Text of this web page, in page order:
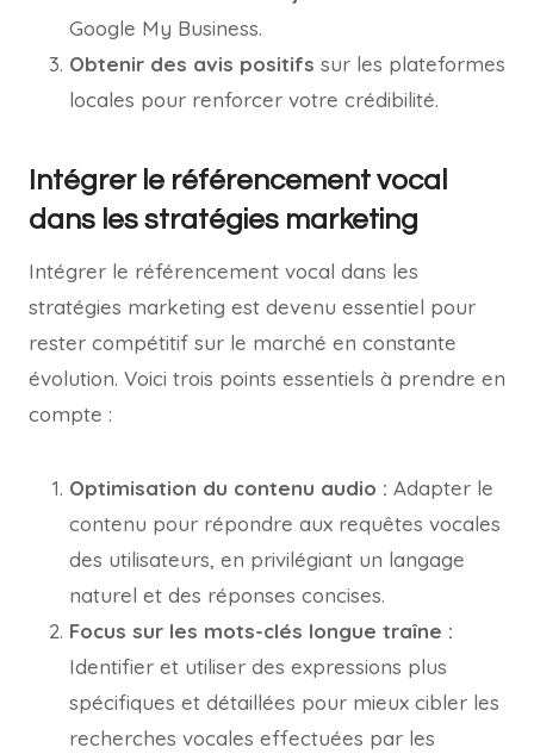
Google My Business.
Obtenir des avis positifs sur les plateformes
locales pour renforcer votre crédibilité.
Intégrer le référencement vocal
dans les stratégies marketing
Intégrer le référencement vocal dans les
stratégies marketing est devenu essentiel pour
rester compétitif sur le marché en constante
évolution. Voici trois points essentiels à prendre en
compte :
Optimisation du contenu audio : Adapter le
contenu pour répondre aux requêtes vocales
des utilisateurs, en privilégiant un langage
naturel et des réponses concises.
Focus sur les mots-clés longue traîne :
Identifier et utiliser des expressions plus
spécifiques et détaillées pour mieux cibler les
recherches vocales effectuées par les